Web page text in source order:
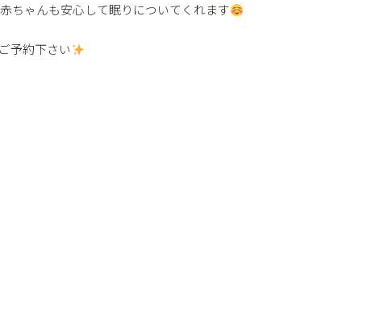
ちゃんも安心して眠りについてくれます
予約下さい